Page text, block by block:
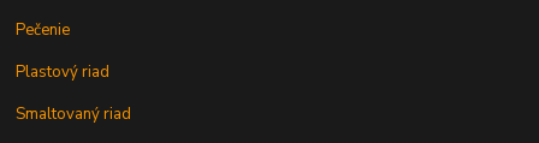
Pečenie
Plastový riad
Smaltovaný riad